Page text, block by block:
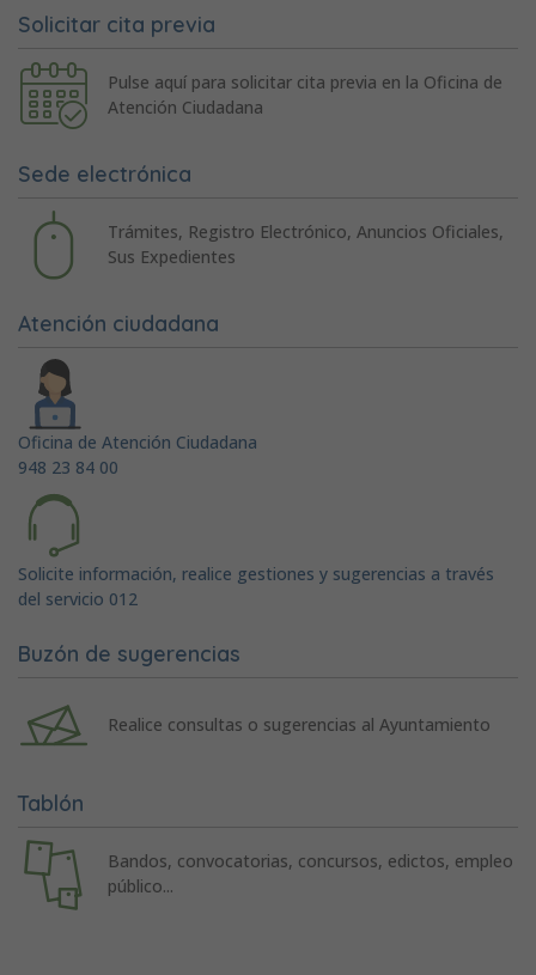
Solicitar cita previa
Pulse aquí para solicitar cita previa en la Oficina de
Atención Ciudadana
Sede electrónica
Trámites, Registro Electrónico, Anuncios Oficiales,
Sus Expedientes
Atención ciudadana
Oficina de Atención Ciudadana
948 23 84 00
Solicite información, realice gestiones y sugerencias a través
del servicio 012
Buzón de sugerencias
Realice consultas o sugerencias al Ayuntamiento
Tablón
Bandos, convocatorias, concursos, edictos, empleo
público...